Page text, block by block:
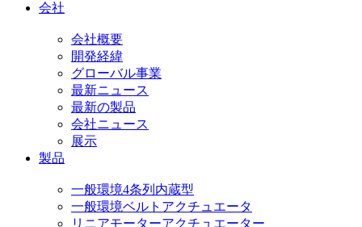
会社
会社概要
開発経緯
グローバル事業
最新ニュース
最新の製品
会社ニュース
展示
製品
一般環境4条列内蔵型
一般環境ベルトアクチュエータ
リニアモーターアクチュエーター